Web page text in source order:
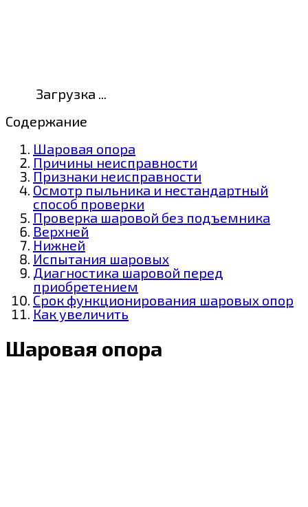
Загрузка ...
Содержание
Шаровая опора
Причины неисправности
Признаки неисправности
Осмотр пыльника и нестандартный
способ проверки
Проверка шаровой без подъемника
Верхней
Нижней
Испытания шаровых
Диагностика шаровой перед
приобретением
Срок функционирования шаровых опор
Как увеличить
Шаровая опора